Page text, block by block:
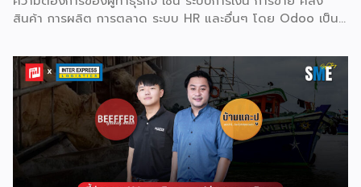
สินค้า การผลิต การตลาด ระบบ HR และอื่นๆ โดย Odoo เป็นผู้
เบลเยี่ยมให้บริการใน 19 แห่งทั่วโลก รวมถึงสหรัฐอเมริกา ฮ่องกง
อินโดนีเซีย และดูไบ ปัจจุบัน Odoo ให้บริการผู้ใช้งานในไทย
มากกว่า 4 แสนราย และมีผู้ใช้งานมากกว่า 6 ล้านคนทั่วเอเชีย ปีนี้
Odoo กลับมาจัดงาน Business Roadshow 2568 ภายใต้
Concept พลิกธุรกิจให้กำไร ต่อยอดธุรกิจของคุณด้วย
ซอฟต์แวร์ ERP ที่มาปลดล็อกทุกธุรกิจในประเทศไทยผ่านการนำ
เทคโนโลยีใหม่สุดล้ำ ยกระดับองค์กรของคุณไปสู่ระบบดิจิทัล
พร้อมกับโอกาสที่จะได้เข้ามาเป็นพาร์ทเนอร์ระดับมืออาชีพร่วมกับ